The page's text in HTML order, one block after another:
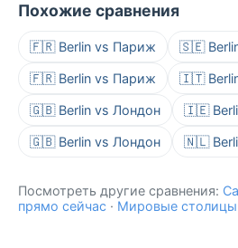
Похожие сравнения
🇫🇷 Berlin vs Париж 🇸🇪
🇫🇷 Berlin vs Париж 🇮🇹
🇬🇧 Berlin vs Лондон 🇮🇪
🇬🇧 Berlin vs Лондон 🇳🇱
Посмотреть другие сравнения:
прямо сейчас · Мировые столицы